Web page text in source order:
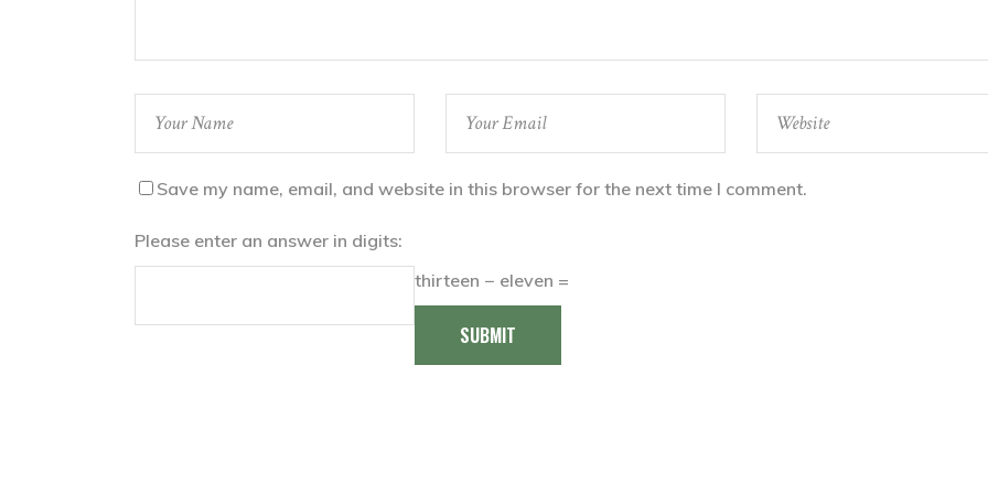
Save my name, email, and website in this browser for the next time I comment.
Please enter an answer in digits:
thirteen − eleven =
SUBMIT